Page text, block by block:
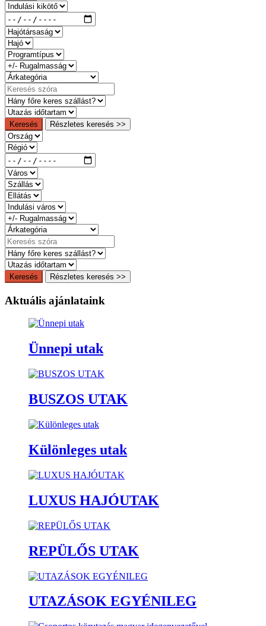
Keresés Részletes keresés >>
Keresés Részletes keresés >>
Aktuális ajánlataink
Ünnepi utak
BUSZOS UTAK
Különleges utak
LUXUS HAJÓUTAK
REPÜLŐS UTAK
UTAZÁSOK EGYÉNILEG